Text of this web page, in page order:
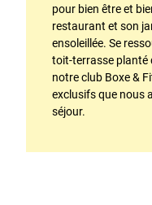
pour bien être et
restaurant et son
ensoleillée. Se
toit-terrasse planté
notre club Boxe &
exclusifs que nous
séjour.